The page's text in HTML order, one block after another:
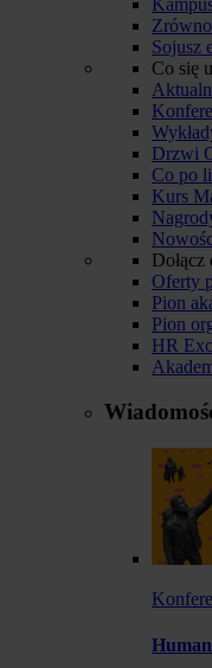
Sojusz
Co się
Drzwi
Co po
Kurs
Dołącz
Oferty
Pion
Pion
HR